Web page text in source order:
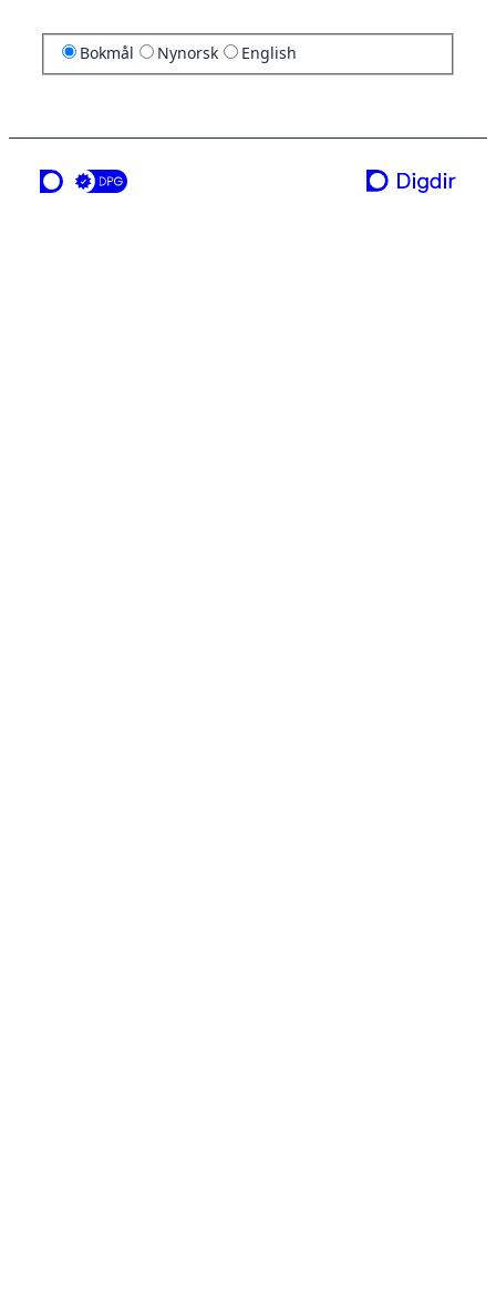
Bokmål Nynorsk English